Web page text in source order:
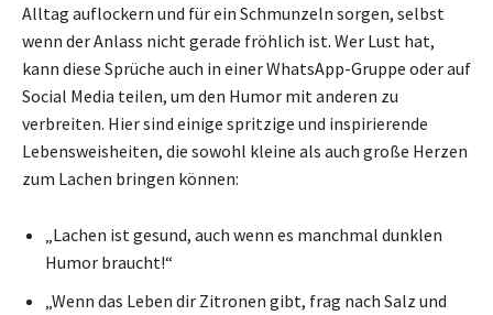
Alltag auflockern und für ein Schmunzeln sorgen, selbst
wenn der Anlass nicht gerade fröhlich ist. Wer Lust hat,
kann diese Sprüche auch in einer WhatsApp-Gruppe oder auf
Social Media teilen, um den Humor mit anderen zu
verbreiten. Hier sind einige spritzige und inspirierende
Lebensweisheiten, die sowohl kleine als auch große Herzen
zum Lachen bringen können:
„Lachen ist gesund, auch wenn es manchmal dunklen
Humor braucht!“
„Wenn das Leben dir Zitronen gibt, frag nach Salz und